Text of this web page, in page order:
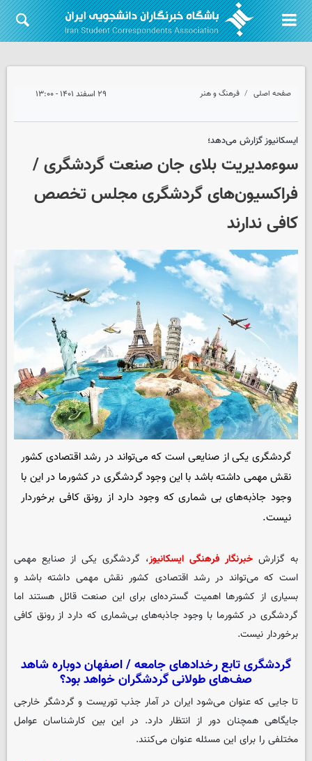
صفحه اصلی فرهنگ و هنر ۲۹ اسفند ۱۴۰۱ - ۱۳:۰۰
ایسکانیوز گزارش می‌دهد؛
سوءمدیریت بلای جان صنعت گردشگری /
فراکسیون‌های گردشگری مجلس تخصص
کافی ندارند
گردشگری یکی از صنایعی است که می‌تواند در رشد اقتصادی کشور
نقش مهمی داشته باشد با این وجود گردشگری در کشورما در این با
وجود جاذبه‌های بی شماری که وجود دارد از رونق کافی برخوردار
نیست.
به گزارش خبرنگار فرهنگی ایسکانیوز، گردشگری یکی از صنایع مهمی
است که می‌تواند در رشد اقتصادی کشور نقش مهمی داشته باشد و
بسیاری از کشورها اهمیت گسترده‌ای برای این صنعت قائل هستند اما
گردشگری در کشورما با وجود جاذبه‌های بی‌شماری که دارد از رونق کافی
برخوردار نیست.
گردشگری تابع رخدادهای جامعه / اصفهان دوباره شاهد
صف‌های طولانی گردشگران خواهد بود؟
تا جایی که عنوان می‌شود ایران در آمار جذب توریست و گردشگر خارجی
جایگاهی همچنان دور از انتظار دارد. در این بین کارشناسان عوامل
مختلفی را برای این مسئله عنوان می‌کنند.